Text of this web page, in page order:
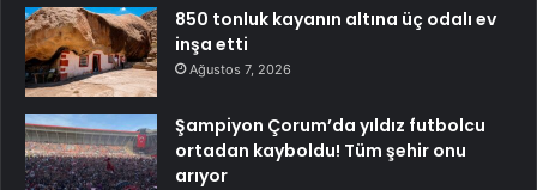
850 tonluk kayanın altına üç odalı ev
inşa etti
Ağustos 7, 2026
Şampiyon Çorum’da yıldız futbolcu
ortadan kayboldu! Tüm şehir onu
arıyor